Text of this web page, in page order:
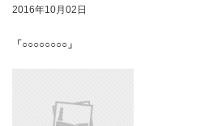
2016年10月02日
「○○○○○○○○」